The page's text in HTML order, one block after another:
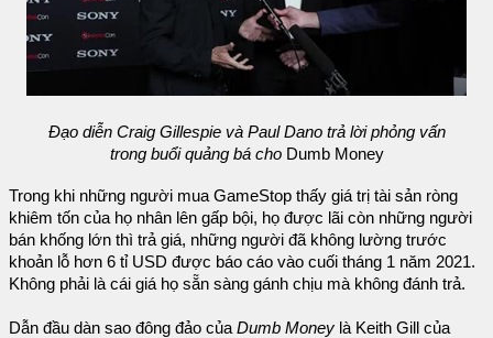
Đạo diễn Craig Gillespie và Paul Dano trả lời phỏng vấn
trong buổi quảng bá cho Dumb Money
Trong khi những người mua GameStop thấy giá trị tài sản ròng
khiêm tốn của họ nhân lên gấp bội, họ được lãi còn những người
bán khống lớn thì trả giá, những người đã không lường trước
khoản lỗ hơn 6 tỉ USD được báo cáo vào cuối tháng 1 năm 2021.
Không phải là cái giá họ sẵn sàng gánh chịu mà không đánh trả.
Dẫn đầu dàn sao đông đảo của Dumb Money là Keith Gill của